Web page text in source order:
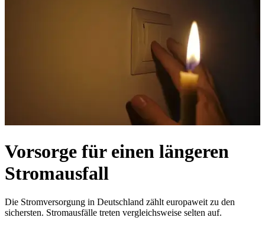
Vorsorge für einen längeren
Stromausfall
Die Stromversorgung in Deutschland zählt europaweit zu den
sichersten. Stromausfälle treten vergleichsweise selten auf.